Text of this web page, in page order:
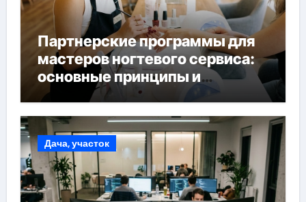
Партнерские программы для
мастеров ногтевого сервиса:
основные принципы и
форматы участия
Дача, участок